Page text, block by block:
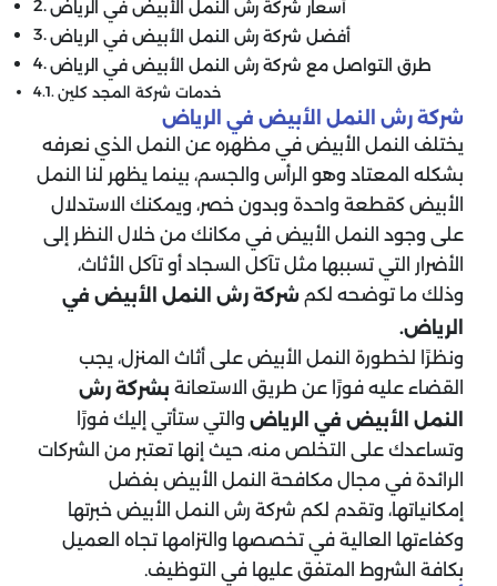
أسعار شركة رش النمل الأبيض في الرياض
أفضل شركة رش النمل الأبيض في الرياض
طرق التواصل مع شركة رش النمل الأبيض في الرياض
خدمات شركة المجد كلين
شركة رش النمل الأبيض في الرياض
يختلف النمل الأبيض في مظهره عن النمل الذي نعرفه
بشكله المعتاد وهو الرأس والجسم، بينما يظهر لنا النمل
الأبيض كقطعة واحدة وبدون خصر، ويمكنك الاستدلال
على وجود النمل الأبيض في مكانك من خلال النظر إلى
الأضرار التي تسببها مثل تآكل السجاد أو تآكل الأثاث،
وذلك ما توضحه لكم شركة رش النمل الأبيض في
الرياض.
ونظرًا لخطورة النمل الأبيض على أثاث المنزل، يجب
القضاء عليه فورًا عن طريق الاستعانة بشركة رش
النمل الأبيض في الرياض والتي ستأتي إليك فورًا
وتساعدك على التخلص منه، حيث إنها تعتبر من الشركات
الرائدة في مجال مكافحة النمل الأبيض بفضل
إمكانياتها، وتقدم لكم شركة رش النمل الأبيض خبرتها
وكفاءتها العالية في تخصصها والتزامها تجاه العميل
بكافة الشروط المتفق عليها في التوظيف.